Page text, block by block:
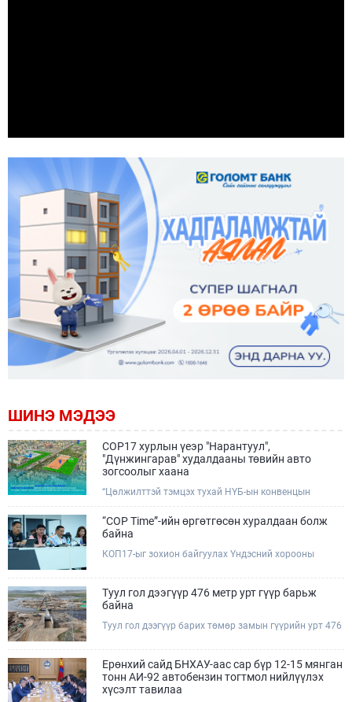
ШИНЭ МЭДЭЭ
COP17 хурлын үеэр "Нарантуул",
"Дүнжингарав" худалдааны төвийн авто
зогсоолыг хаана
“Цөлжилттэй тэмцэх тухай НҮБ-ын конвенцын
сарын 17-28-ны өдрүүдэд Улаанбаатар хотод зохион
байгуулагдана.Хурлын үеэр Нарантуул, Дүнжингарав
тухайн чиглэлд нийтийн тээврийн хүртээмжийг
“COP Time”-ийн өргөтгөсөн хуралдаан болж
байна
КОП17-ыг зохион байгуулах Үндэсний хорооны
дотоод хуралдааныг тогтмол зохион байгуулж ирсэн
билээ.Өнөөдөр “COP Time”-ийн сүүлийн хуралдааныг
бөгөөд үүнд Үндэсний хорооны дэргэдэх дэд
Туул гол дээгүүр 476 метр урт гүүр барьж
байна
Туул гол дээгүүр барих төмөр замын гүүрийн урт 476
хөдөлгөөнийг найдвартай, тасралтгүй нэвтрүүлэх
чухал байгууламж бөгөөд уг ажлыг "Очирням" ХХК,
"Тэргүүн саруул зам" ХХК, "Хотгорзам" ХХК зэрэг
Ерөнхий сайд БНХАУ-аас сар бүр 12-15 мянган
тонн АИ-92 автобензин тогтмол нийлүүлэх
хүсэлт тавилаа